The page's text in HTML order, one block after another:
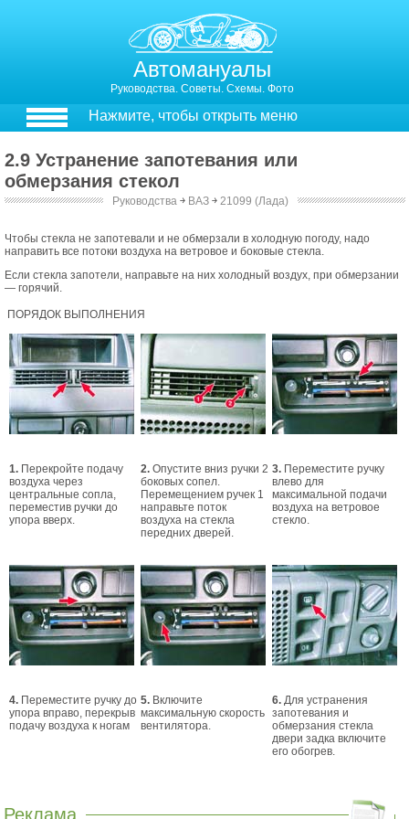
Автомануалы
Руководства. Советы. Схемы. Фото
Нажмите, чтобы открыть меню
2.9 Устранение запотевания или
обмерзания стекол
Руководства ￫ ВАЗ ￫ 21099 (Лада)
Чтобы стекла не запотевали и не обмерзали в холодную погоду, надо
направить все потоки воздуха на ветровое и боковые стекла.
Если стекла запотели, направьте на них холодный воздух, при обмерзании
— горячий.
ПОРЯДОК ВЫПОЛНЕНИЯ
1. Перекройте подачу
воздуха через
центральные сопла,
переместив ручки до
упора вверх.
2. Опустите вниз ручки 2
боковых сопел.
Перемещением ручек 1
направьте поток
воздуха на стекла
передних дверей.
3. Переместите ручку
влево для
максимальной подачи
воздуха на ветровое
стекло.
4. Переместите ручку до
упора вправо, перекрыв
подачу воздуха к ногам
5. Включите
максимальную скорость
вентилятора.
6. Для устранения
запотевания и
обмерзания стекла
двери задка включите
его обогрев.
Реклама